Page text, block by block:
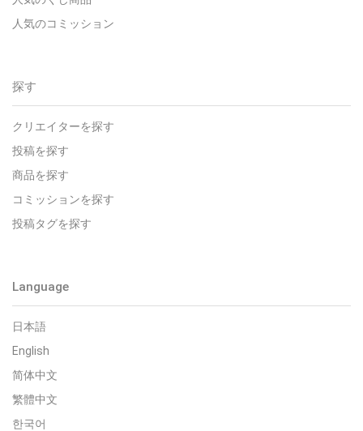
人気のコミッション
探す
クリエイターを探す
投稿を探す
商品を探す
コミッションを探す
投稿タグを探す
Language
日本語
English
简体中文
繁體中文
한국어